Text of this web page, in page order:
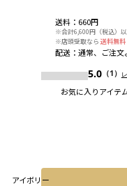
アイボリー
送料： 660円
※合計6,600円（税込）
※店頭受取なら 送料無料
配送： 通常、ご注文
5.0（1）
お気に入りアイテ